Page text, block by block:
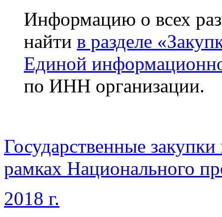
Информацию о всех
найти в разделе
Единой
по ИНН организации.
Государственные
рамках Национального
2018 г.